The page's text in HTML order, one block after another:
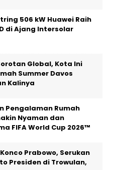
506 kW Huawei Raih
di Ajang Intersolar
Global, Kota Ini
Summer Davos
Kalinya
Pengalaman Rumah
Nyaman dan
FIFA World Cup 2026™
Prabowo, Serukan
Presiden di Trowulan,